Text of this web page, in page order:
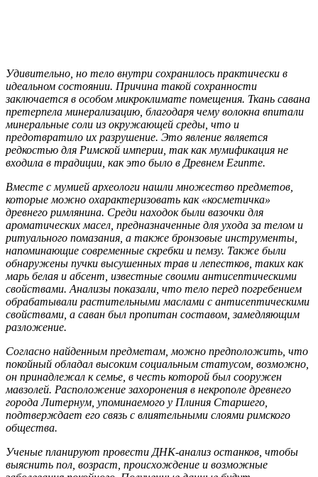
Удивительно, но тело внутри сохранилось практически в
идеальном состоянии. Причина такой сохранности
заключается в особом микроклимате помещения. Ткань савана
претерпела минерализацию, благодаря чему волокна впитали
минеральные соли из окружающей среды, что и
предотвратило их разрушение. Это явление является
редкостью для Римской империи, так как мумификация не
входила в традиции, как это было в Древнем Египте.
Вместе с мумией археологи нашли множество предметов,
которые можно охарактеризовать как «косметичка»
древнего римлянина. Среди находок были вазочки для
ароматических масел, предназначенные для ухода за телом и
ритуального помазания, а также бронзовые инструменты,
напоминающие современные скребки и пемзу. Также были
обнаружены пучки высушенных трав и лепестков, таких как
марь белая и абсент, известные своими антисептическими
свойствами. Анализы показали, что тело перед погребением
обрабатывали растительными маслами с антисептическими
свойствами, а саван был пропитан составом, замедляющим
разложение.
Согласно найденным предметам, можно предположить, что
покойный обладал высоким социальным статусом, возможно,
он принадлежал к семье, в честь которой был сооружен
мавзолей. Расположение захоронения в некрополе древнего
города Литернум, упоминаемого у Плиния Старшего,
подтверждает его связь с влиятельными слоями римского
общества.
Ученые планируют провести ДНК-анализ останков, чтобы
выяснить пол, возраст, происхождение и возможные